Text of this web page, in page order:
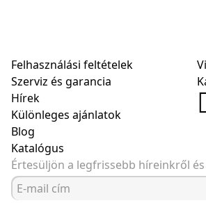
Felhasználási feltételek
Szerviz és garancia
Hírek
Különleges ajánlatok
Blog
Katalógus
Értesüljön a legfrissebb híreinkről